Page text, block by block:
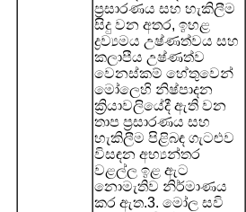
ප්‍රසාරණය සහ හැකිලීම
සිදු වන අතර, ඉහළ
ද්‍රව්‍යමය උෂ්ණත්වය සහ
කලාපීය උෂ්ණත්ව
වෙනස්කම් හේතුවෙන්
මෝලෙහි නිෂ්පාදන
ක්‍රියාවලියේදී ඇති වන
තාප ප්‍රසාරණය සහ
හැකිලීම පිළිබඳ ගැටළුව
විසඳන අභ්‍යන්තර
වළල්ල ඉළ ඇට
නොමැතිව නිර්මාණය
කර ඇත.3. මෝල සවි